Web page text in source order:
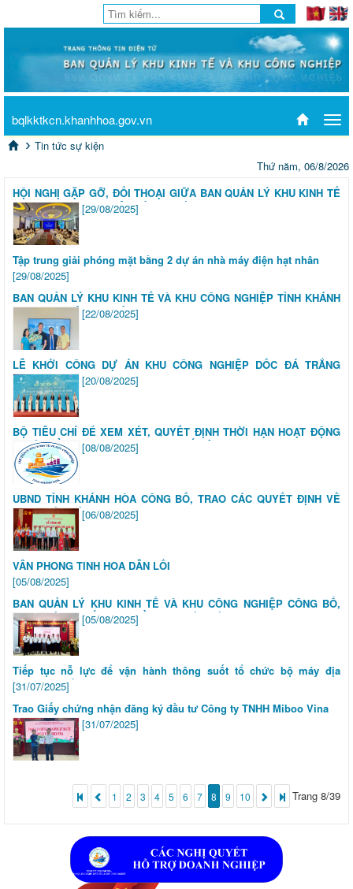
bqlkktkcn.khanhhoa.gov.vn
Tin tức sự kiện
Thứ năm, 06/8/2026
HỘI NGHỊ GẶP GỠ, ĐỐI THOẠI GIỮA BAN QUẢN LÝ KHU KINH TẾ
VÀ KHU CÔNG NGHIỆP TỈNH KHÁNH HÒA VỚI CÔNG TY TNHH
ĐÓNG TÀU HD HYUNDAI VIỆT NAM VÀ CÁC NHÀ THẦU PHỤ
[29/08/2025]
Tập trung giải phóng mặt bằng 2 dự án nhà máy điện hạt nhân
[29/08/2025]
BAN QUẢN LÝ KHU KINH TẾ VÀ KHU CÔNG NGHIỆP TỈNH KHÁNH
HÒA LÀM VIỆC VỚI TẬP ĐOÀN EXXONMOBIL THE MANAGEMENT
BOARD OF THE ECONOMIC ZONE AND INDUSTRIAL PARK OF
KHANH HOA PROVINCE HELD A MEETING WITH EXXONMOBIL
[22/08/2025]
LỄ KHỞI CÔNG DỰ ÁN KHU CÔNG NGHIỆP DỐC ĐÁ TRẮNG
Groundbreaking Ceremony for the Doc Đa Trang Industrial Zone
Project
[20/08/2025]
BỘ TIÊU CHÍ ĐỂ XEM XÉT, QUYẾT ĐỊNH THỜI HẠN HOẠT ĐỘNG
DỰ ÁN ĐẦU TƯ TRONG KHU KINH TẾ VÂN PHONG
[08/08/2025]
UBND TỈNH KHÁNH HÒA CÔNG BỐ, TRAO CÁC QUYẾT ĐỊNH VỀ
CÔNG TÁC CÁN BỘ[06/08/2025]
VÂN PHONG TINH HOA DẪN LỐI
[05/08/2025]
BAN QUẢN LÝ KHU KINH TẾ VÀ KHU CÔNG NGHIỆP CÔNG BỐ,
TRAO CÁC QUYẾT ĐỊNH VỀ CÔNG TÁC CÁN BỘ
[05/08/2025]
Tiếp tục nỗ lực để vận hành thông suốt tổ chức bộ máy địa
phương 2 cấp
[31/07/2025]
Trao Giấy chứng nhận đăng ký đầu tư Công ty TNHH Miboo Vina
[31/07/2025]
1 2 3 4 5 6 7 8 9 10 Trang 8/39